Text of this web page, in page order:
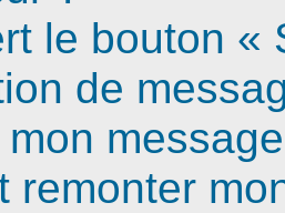
le bouton «
de
remonter